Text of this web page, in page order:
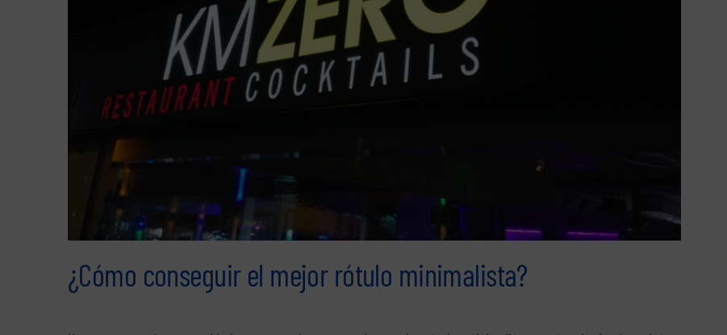
¿Cómo conseguir el mejor rótulo minimalista?